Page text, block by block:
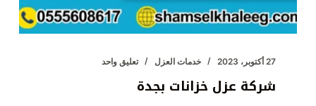
27 أكتوبر، 2023 خدمات العزل تعليق واحد
شركة عزل خزانات بجدة